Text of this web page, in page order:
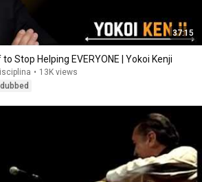
37:15
Stop Helping EVERYONE | Yokoi Kenji
• 13K views